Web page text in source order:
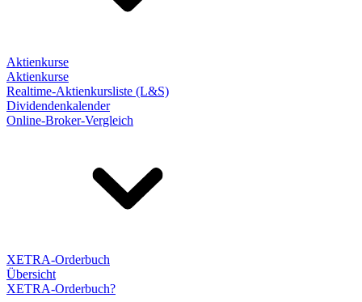
Aktienkurse
Aktienkurse
Realtime-Aktienkursliste (L&S)
Dividendenkalender
Online-Broker-Vergleich
XETRA-Orderbuch
Übersicht
XETRA-Orderbuch?